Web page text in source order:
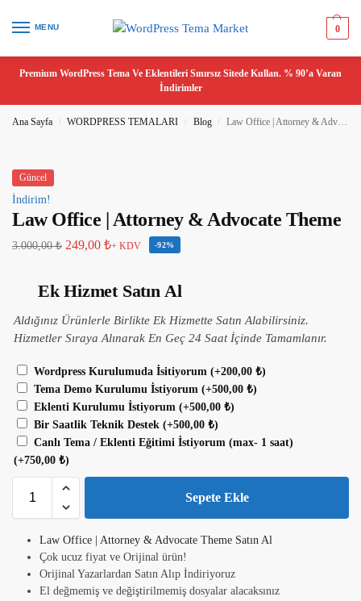
MENU 0
Premium WordPress Tema Ve Eklentileri Sınırsız Sitede Kullan. % 90’a Varan
İndirimler
Ana Sayfa / WORDPRESS TEMALARI / Blog / Law Office | Attorney & Advocate Theme
Güncel
İndirim!
Law Office | Attorney & Advocate Theme
3.000,00₺ 249,00 ₺+ KDV -92%
Ek Hizmet Satın Al
Aldığınız Ürünlerle Birlikte Ek Hizmette Satın Alabilirsiniz.
Hizmetler Sıraya Alınarak En Geç 24 Saat İçinde Tamamlanır.
Wordpress Kurulumuda İsitiyorum (+200,00 ₺)
Tema Demo Kurulumu İstiyorum (+500,00 ₺)
Eklenti Kurulumu İstiyorum (+500,00 ₺)
Bir Saatlik Teknik Destek (+500,00 ₺)
Canlı Tema / Eklenti Eğitimi İstiyorum (max- 1 saat)
(+750,00 ₺)
Sepete Ekle
Law Office | Attorney & Advocate Theme Satın Al
Çok ucuz fiyat ve Orijinal ürün!
Orijinal Yazarlardan Satın Alıp İndiriyoruz
El değmemiş ve değiştirilmemiş dosyalar alacaksınız